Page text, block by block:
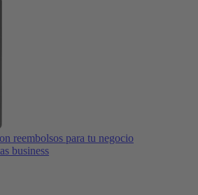
reembolsos para tu negocio
business